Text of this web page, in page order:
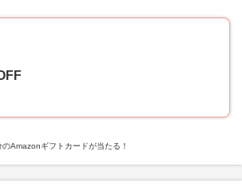
Amazonギフトカードが当たる！